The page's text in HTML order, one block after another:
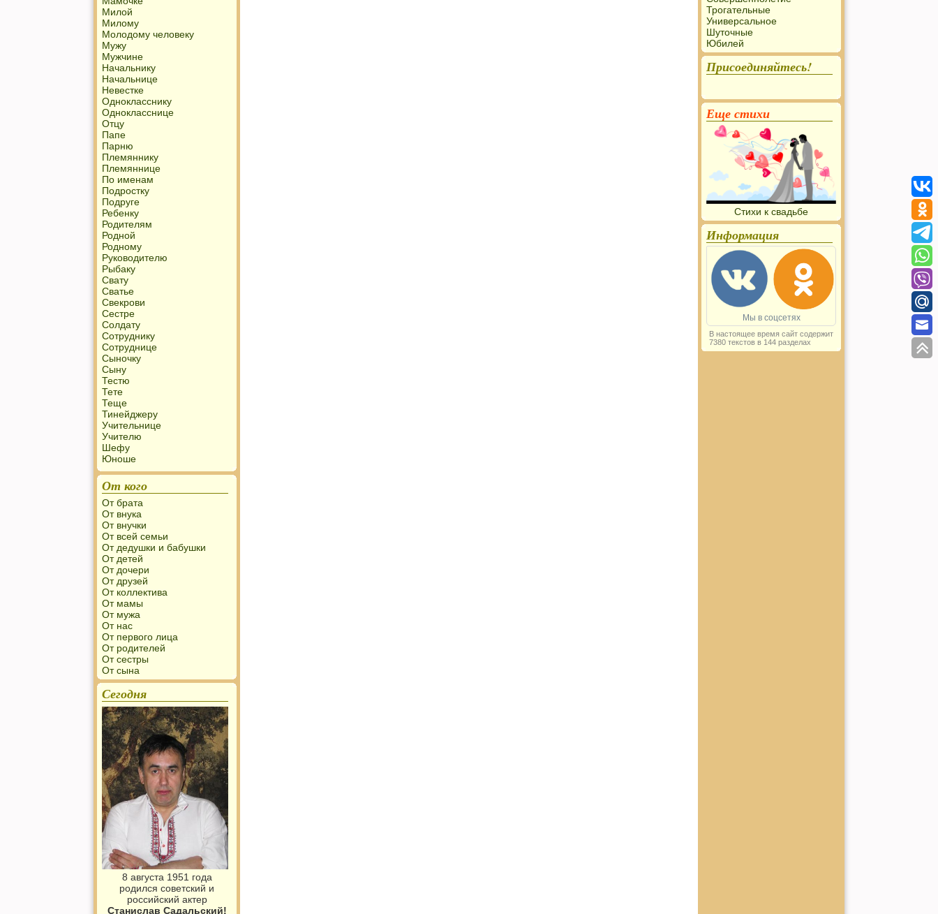
Милой
Милому
Молодому человеку
Мужу
Мужчине
Начальнику
Начальнице
Невестке
Однокласснику
Однокласснице
Отцу
Папе
Парню
Племяннику
Племяннице
По именам
Подростку
Подруге
Ребенку
Родителям
Родной
Родному
Руководителю
Рыбаку
Свату
Сватье
Свекрови
Сестре
Солдату
Сотруднику
Сотруднице
Сыночку
Сыну
Тестю
Тете
Теще
Тинейджеру
Учительнице
Учителю
Шефу
Юноше
От кого
От брата
От внука
От внучки
От всей семьи
От дедушки и бабушки
От детей
От дочери
От друзей
От коллектива
От мамы
От мужа
От нас
От первого лица
От родителей
От сестры
От сына
Сегодня
8 августа 1951 года
родился советский и
российский актер
Станислав Садальский!
Трогательные
Универсальное
Шуточные
Юбилей
Присоединяйтесь!
Еще стихи
Стихи к свадьбе
Информация
Мы в соцсетях
В настоящее время сайт содержит
7380 текстов в 144 разделах